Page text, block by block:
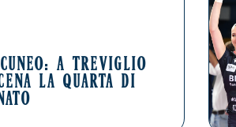
A TREVIGLIO
LA QUARTA DI